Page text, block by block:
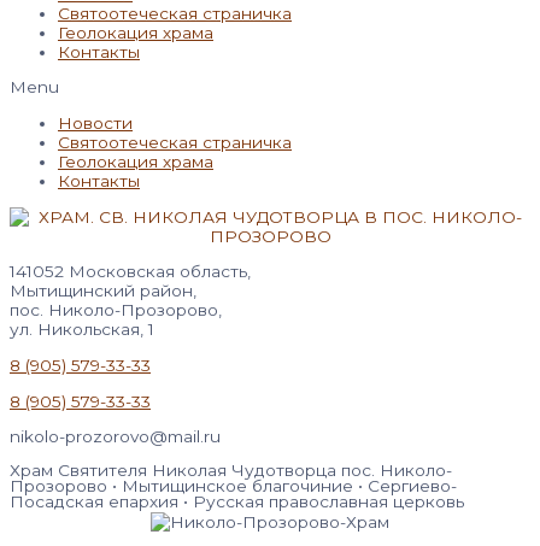
Святоотеческая страничка
Геолокация храма
Контакты
Menu
Новости
Святоотеческая страничка
Геолокация храма
Контакты
141052 Московская область,
Мытищинский район,
пос. Николо-Прозорово,
ул. Никольская, 1
8 (905) 579-33-33
8 (905) 579-33-33
nikolo-prozorovo@mail.ru
Храм Святителя Николая Чудотворца пос. Николо-
Прозорово • Мытищинское благочиние • Сергиево-
Посадская епархия • Русская православная церковь